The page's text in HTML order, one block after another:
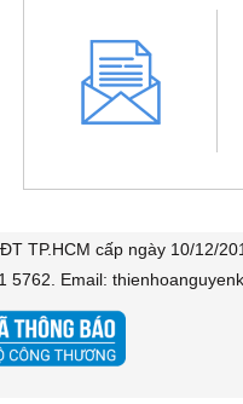
TP.HCM cấp ngày 10/12/
Email: